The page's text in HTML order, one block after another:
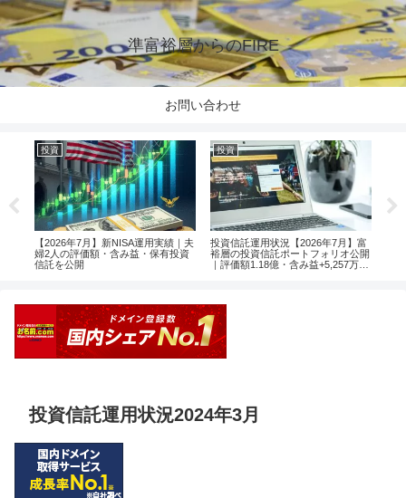
準富裕層からのFIRE
お問い合わせ
投資
【2026年7月】新NISA運用実績｜夫
婦2人の評価額・含み益・保有投資
信託を公開
投資
投資信託運用状況【2026年7月】富
裕層の投資信託ポートフォリオ公開
｜評価額1.18億・含み益+5,257万円
投資信託運用状況2024年3月